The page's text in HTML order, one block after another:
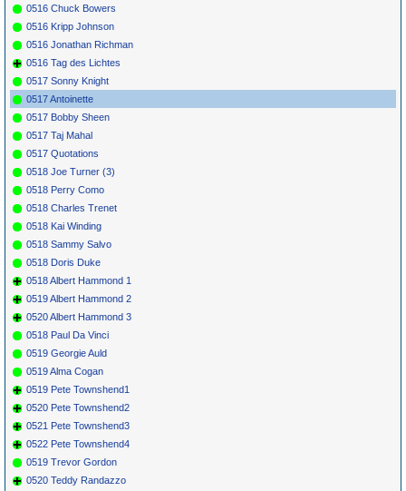
0516 Chuck Bowers
0516 Kripp Johnson
0516 Jonathan Richman
0516 Tag des Lichtes
0517 Sonny Knight
0517 Antoinette
0517 Bobby Sheen
0517 Taj Mahal
0517 Quotations
0518 Joe Turner (3)
0518 Perry Como
0518 Charles Trenet
0518 Kai Winding
0518 Sammy Salvo
0518 Doris Duke
0518 Albert Hammond 1
0519 Albert Hammond 2
0520 Albert Hammond 3
0518 Paul Da Vinci
0519 Georgie Auld
0519 Alma Cogan
0519 Pete Townshend1
0520 Pete Townshend2
0521 Pete Townshend3
0522 Pete Townshend4
0519 Trevor Gordon
0520 Teddy Randazzo